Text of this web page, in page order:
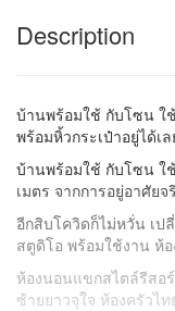
Description
บ้านพร้อมใช้ กับโซน ใ
พร้อมหิ้วกระเป๋าอยู่ได้เล
บ้านพร้อมใช้ กับโซน ใ
เมตร จากการอยู่อาศัยจ
อีกสิบโควิดก็ไม่หวั่น เ
สตูดิโอ พร้อมใช้งาน ห้
ห้องนอนแขกสไตล์รีสอ
ซ้ายยาวจุใจ ห้องครัวไ